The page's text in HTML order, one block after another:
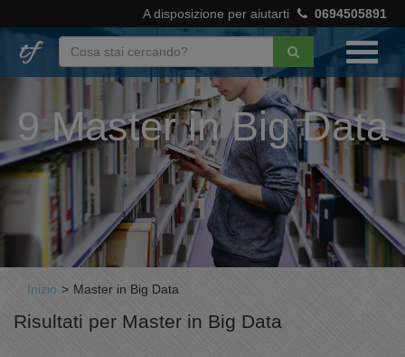
A disposizione per aiutarti 0694505891
9 Master in Big Data
Inizio > Master in Big Data
Risultati per Master in Big Data